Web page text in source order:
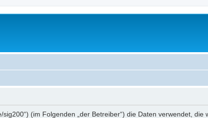
(im Folgenden „der Betreiber“) die Daten verwendet,